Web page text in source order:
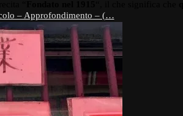
– Approfondimento – (…
senza frutta aggiunta…
che batte…
“